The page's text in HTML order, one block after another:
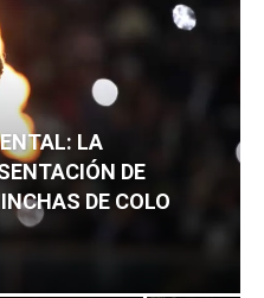
LA
DE
DE COLO